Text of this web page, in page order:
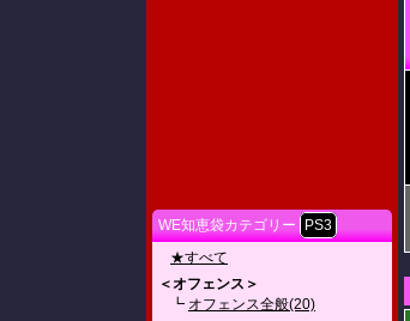
WE知恵袋カテゴリー
PS3
★すべて
＜オフェンス＞
┗ オフェンス全般(20)